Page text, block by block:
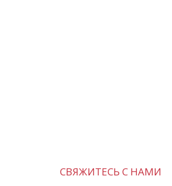
СВЯЖИТЕСЬ С НАМИ